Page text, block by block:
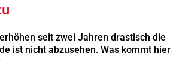
seit zwei Jahren drastisch die
ist nicht abzusehen. Was kommt hier